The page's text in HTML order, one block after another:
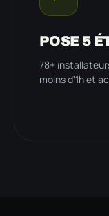
POSE 5
78+
moins d'1h et